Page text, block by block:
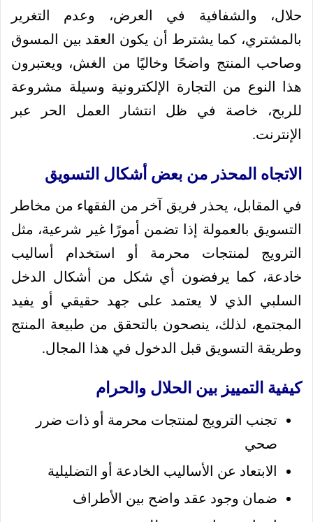
حلال، والشفافية في العرض، وعدم التغرير
بالمشتري، كما يشترط أن يكون العقد بين المسوق
وصاحب المنتج واضحًا وخاليًا من الغش، ويعتبرون
هذا النوع من التجارة الإلكترونية وسيلة مشروعة
للربح، خاصة في ظل انتشار العمل الحر عبر
الإنترنت.
الاتجاه المحذر من بعض أشكال التسويق
في المقابل، يحذر فريق آخر من الفقهاء من مخاطر
التسويق بالعمولة إذا تضمن أمورًا غير شرعية، مثل
الترويج لمنتجات محرمة أو استخدام أساليب
خادعة، كما يرفضون أي شكل من أشكال الدخل
السلبي الذي لا يعتمد على جهد حقيقي أو يفيد
المجتمع، لذلك، ينصحون بالتحقق من طبيعة المنتج
وطريقة التسويق قبل الدخول في هذا المجال.
كيفية التمييز بين الحلال والحرام
تجنب الترويج لمنتجات محرمة أو ذات ضرر
صحي
الابتعاد عن الأساليب الخادعة أو التضليلية
ضمان وجود عقد واضح بين الأطراف